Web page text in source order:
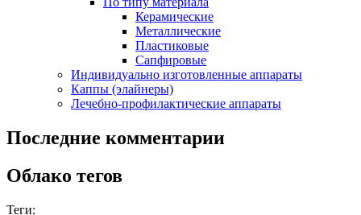
Керамические
Металлические
Пластиковые
Сапфировые
Индивидуально изготовленные аппараты
Каппы (элайнеры)
Лечебно-профилактические аппараты
Последние комментарии
Облако тегов
Теги: